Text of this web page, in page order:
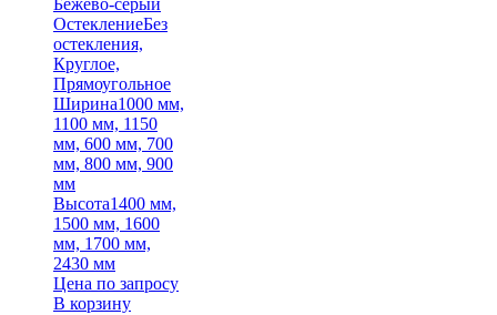
Бежево-серый
ОстеклениеБез
остекления,
Круглое,
Прямоугольное
Ширина1000 мм,
1100 мм, 1150
мм, 600 мм, 700
мм, 800 мм, 900
мм
Высота1400 мм,
1500 мм, 1600
мм, 1700 мм,
2430 мм
Цена по запросу
В корзину